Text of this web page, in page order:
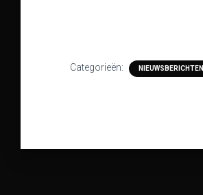
Categorieën: NIEUWSBERICHTEN